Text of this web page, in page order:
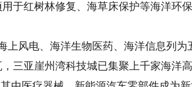
于红树林修复、海草床保护等海洋环
风电、海洋生物医药、海洋信息列为
三亚崖州湾科技城已集聚上千家海洋